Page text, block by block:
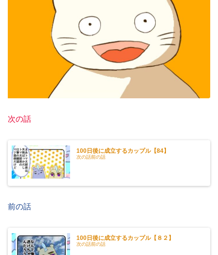
次の話
100日後に成立するカップル【84】
次の話前の話
前の話
100日後に成立するカップル【８２】
次の話前の話